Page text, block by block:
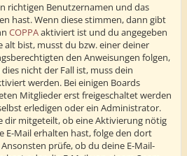
richtigen Benutzernamen und das
hast. Wenn diese stimmen, dann gibt
COPPAaktiviert ist und du angegeben
alt bist, musst du bzw. einer deiner
den Anweisungen folgen,
nicht der Fall ist, muss dein
werden. Bei einigen Boards
Mitglieder erst freigeschaltet werden
erledigen oder ein Administrator.
dir mitgeteilt, ob eine Aktivierung nötig
E-Mail erhalten hast, folge den dort
prüfe, ob du deine E-Mail-